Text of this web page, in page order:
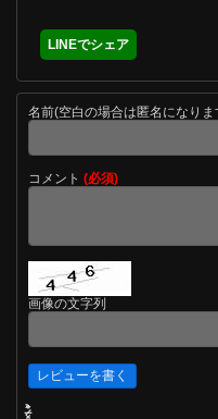
LINEでシェア
名前(空白の場合は匿名になりま
コメント (必須)
画像の文字列